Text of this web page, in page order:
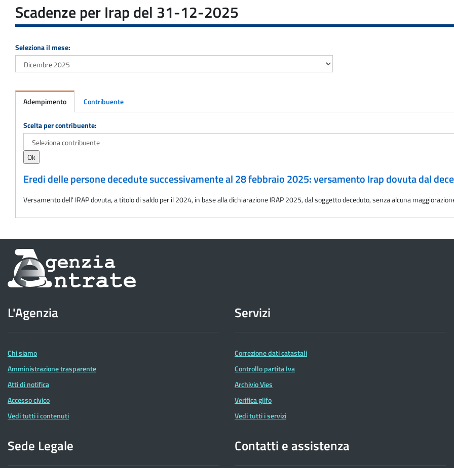
Scadenze per Irap del 31-12-2025
Seleziona il mese:
Adempimento Contribuente
Adempimento
Scelta per contribuente:
Eredi delle persone decedute successivamente al 28 febbraio 2025: versamento Irap dovuta dal
Versamento dell' IRAP dovuta, a titolo di saldo per il 2024, in base alla dichiarazione IRAP 2025, dal soggetto deceduto, senza alcuna
Informazioni
sul
dell'Agenzia
delle
Entrate
L'Agenzia
Chi siamo
Amministrazione trasparente
Atti di notifica
Accesso civico
Vedi tutti i contenuti
Servizi
Correzione dati catastali
Controllo partita Iva
Archivio Vies
Verifica glifo
Vedi tutti i servizi
Sede Legale Contatti e assistenza